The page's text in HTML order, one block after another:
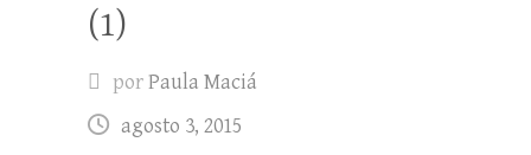
(1)
porPaula Maciá
agosto 3, 2015